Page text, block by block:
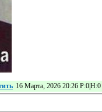
16 Марта, 2026 20:26 Р:0|Н:0